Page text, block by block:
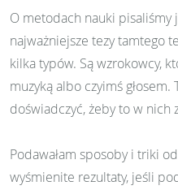
O metodach nauki pisaliśmy
najważniejsze tezy tamtego
kilka typów. Są wzrokowcy,
muzyką albo czyimś
doświadczyć, żeby to w nich
Podawałam sposoby i triki
wyśmienite rezultaty, jeśli